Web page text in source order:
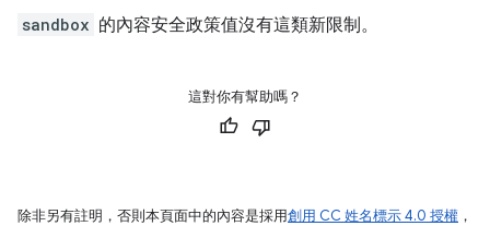
sandbox 的內容安全政策值沒有這類新限制。
這對你有幫助嗎？
除非另有註明，否則本頁面中的內容是採用創用 CC 姓名標示 4.0 授權 ，